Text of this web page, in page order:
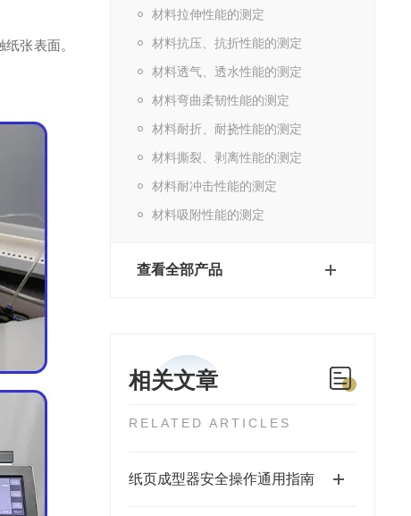
材料拉伸性能的测定
材料抗压、抗折性能的测定
材料透气、透水性能的测定
材料弯曲柔韧性能的测定
材料耐折、耐挠性能的测定
材料撕裂、剥离性能的测定
材料耐冲击性能的测定
材料吸附性能的测定
查看全部产品
相关文章
RELATED ARTICLES
纸页成型器安全操作通用指南
张表面。